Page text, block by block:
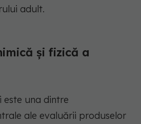
adult.
și fizică a
este una dintre
ale evaluării produselor